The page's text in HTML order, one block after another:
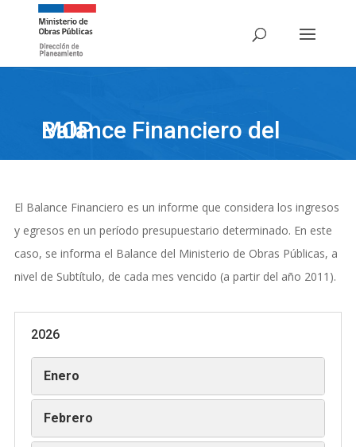
Balance Financiero del MOP
El Balance Financiero es un informe que considera los ingresos
y egresos en un período presupuestario determinado. En este
caso, se informa el Balance del Ministerio de Obras Públicas, a
nivel de Subtítulo, de cada mes vencido (a partir del año 2011).
2026
Enero
Febrero